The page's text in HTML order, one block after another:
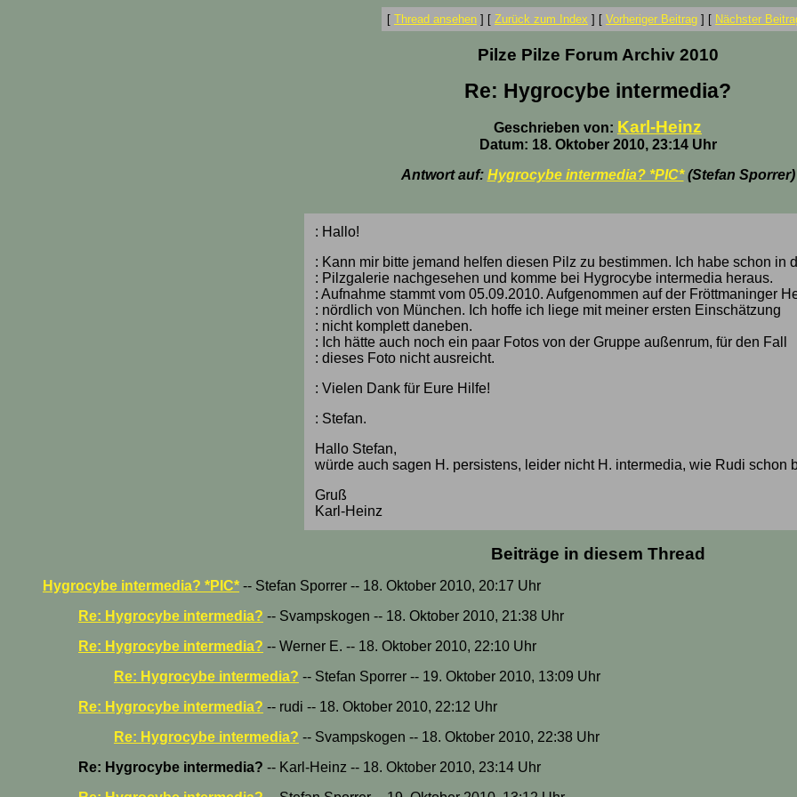
[ Thread ansehen ] [ Zurück zum Index ] [ Vorheriger Beitrag ] [ Nächster
Pilze Pilze Forum Archiv 2010
Re: Hygrocybe intermedia?
Geschrieben von: Karl-Heinz
Datum: 18. Oktober 2010, 23:14 Uhr
Antwort auf: Hygrocybe intermedia? *PIC*(Stefan Sporrer)
: Hallo!
: Kann mir bitte jemand helfen diesen Pilz zu bestimmen. Ich habe schon in
: Pilzgalerie nachgesehen und komme bei Hygrocybe intermedia heraus.
: Aufnahme stammt vom 05.09.2010. Aufgenommen auf der Fröttmaninger
: nördlich von München. Ich hoffe ich liege mit meiner ersten Einschätzung
: nicht komplett daneben.
: Ich hätte auch noch ein paar Fotos von der Gruppe außenrum, für den Fall
: dieses Foto nicht ausreicht.
: Vielen Dank für Eure Hilfe!
: Stefan.
Hallo Stefan,
würde auch sagen H. persistens, leider nicht H. intermedia, wie Rudi schon
Gruß
Karl-Heinz
Beiträge in diesem Thread
Hygrocybe intermedia? *PIC* -- Stefan Sporrer -- 18. Oktober 2010, 20:17 Uhr
Re: Hygrocybe intermedia? -- Svampskogen -- 18. Oktober 2010, 21:38 Uhr
Re: Hygrocybe intermedia? -- Werner E. -- 18. Oktober 2010, 22:10 Uhr
Re: Hygrocybe intermedia? -- Stefan Sporrer -- 19. Oktober 2010, 13:09 Uhr
Re: Hygrocybe intermedia? -- rudi -- 18. Oktober 2010, 22:12 Uhr
Re: Hygrocybe intermedia? -- Svampskogen -- 18. Oktober 2010, 22:38 Uhr
Re: Hygrocybe intermedia? -- Karl-Heinz -- 18. Oktober 2010, 23:14 Uhr